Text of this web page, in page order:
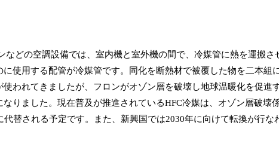
などの空調設備では、室内機と室外機の間で、冷媒管に熱を運搬さ
使用する配管が冷媒管です。同化を断熱材で被覆した物を二本組
われてきましたが、フロンがオゾン層を破壊し地球温暖化を促進
りました。現在普及が推進されているHFC冷媒は、オゾン層破壊
替される予定です。また、新興国では2030年に向けて転換が行な